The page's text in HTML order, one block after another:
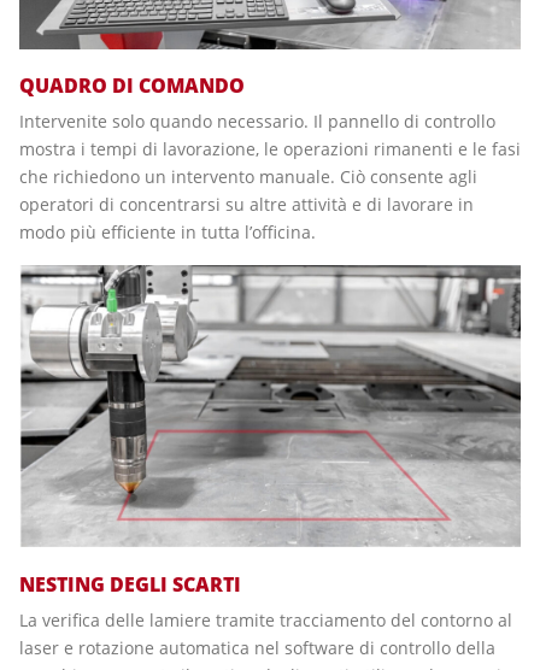
QUADRO DI COMANDO
Intervenite solo quando necessario. Il pannello di controllo
mostra i tempi di lavorazione, le operazioni rimanenti e le fasi
che richiedono un intervento manuale. Ciò consente agli
operatori di concentrarsi su altre attività e di lavorare in
modo più efficiente in tutta l’officina.
NESTING DEGLI SCARTI
La verifica delle lamiere tramite tracciamento del contorno al
laser e rotazione automatica nel software di controllo della